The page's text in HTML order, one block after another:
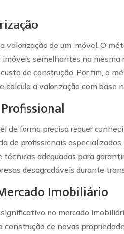
valorização de um imóvel. O
semelhantes na mesma
de construção. Por fim, o
calcula a valorização com base
de forma precisa requer
de profissionais
adequadas para
desagradáveis durante
Imobiliário
no mercado
construção de novas